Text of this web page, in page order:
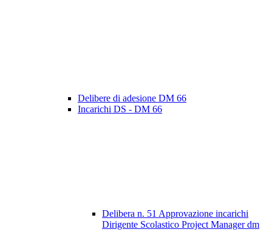
Delibere di adesione DM 66
Incarichi DS - DM 66
Delibera n. 51 Approvazione incarichi
Dirigente Scolastico Project Manager dm